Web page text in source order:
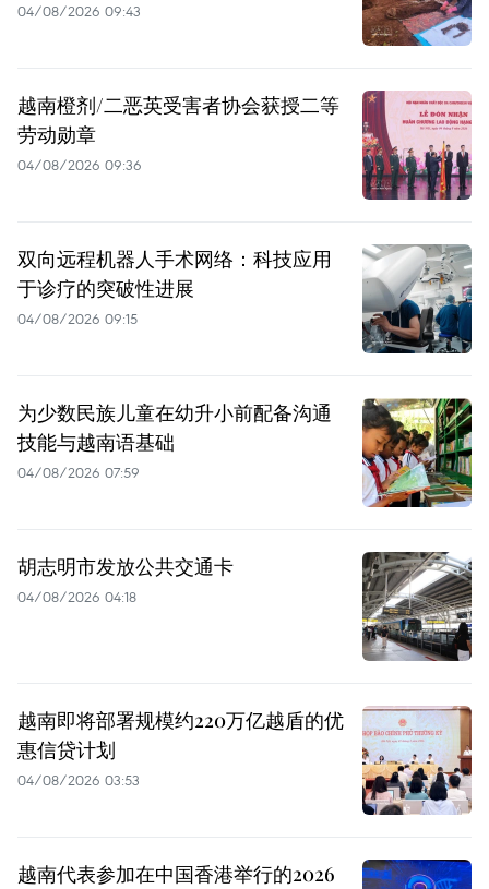
04/08/2026 09:43
越南橙剂/二恶英受害者协会获授二等
劳动勋章
04/08/2026 09:36
双向远程机器人手术网络：科技应用
于诊疗的突破性进展
04/08/2026 09:15
为少数民族儿童在幼升小前配备沟通
技能与越南语基础
04/08/2026 07:59
胡志明市发放公共交通卡
04/08/2026 04:18
越南即将部署规模约220万亿越盾的优
惠信贷计划
04/08/2026 03:53
越南代表参加在中国香港举行的2026